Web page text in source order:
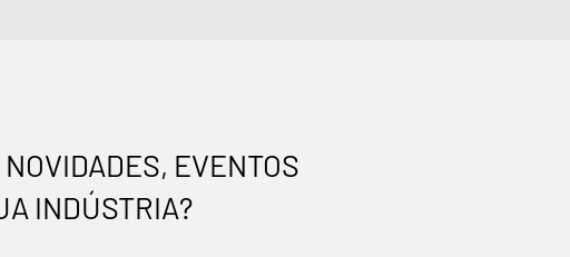
EVENTOS
INDÚSTRIA?